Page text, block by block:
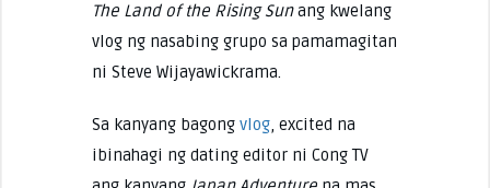
The Land of the Rising Sunang kwelang
vlog ng nasabing grupo sa pamamagitan
ni Steve Wijayawickrama.
Sa kanyang bagong vlog, excited na
ibinahagi ng dating editor ni Cong TV